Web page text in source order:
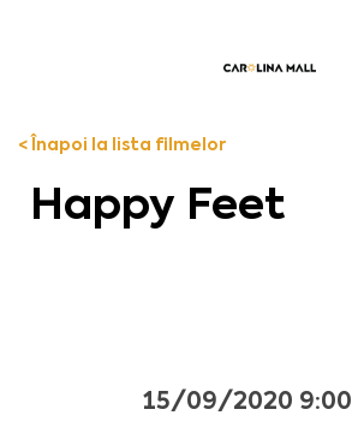
< Înapoi la lista filmelor
Happy Feet
15/09/2020